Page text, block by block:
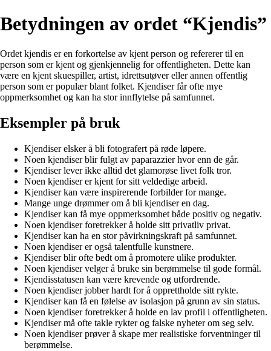
Betydningen av ordet “Kjendis”
Ordet kjendis er en forkortelse av kjent person og refererer til en
person som er kjent og gjenkjennelig for offentligheten. Dette kan
være en kjent skuespiller, artist, idrettsutøver eller annen offentlig
person som er populær blant folket. Kjendiser får ofte mye
oppmerksomhet og kan ha stor innflytelse på samfunnet.
Eksempler på bruk
Kjendiser elsker å bli fotografert på røde løpere.
Noen kjendiser blir fulgt av paparazzier hvor enn de går.
Kjendiser lever ikke alltid det glamorøse livet folk tror.
Noen kjendiser er kjent for sitt veldedige arbeid.
Kjendiser kan være inspirerende forbilder for mange.
Mange unge drømmer om å bli kjendiser en dag.
Kjendiser kan få mye oppmerksomhet både positiv og negativ.
Noen kjendiser foretrekker å holde sitt privatliv privat.
Kjendiser kan ha en stor påvirkningskraft på samfunnet.
Noen kjendiser er også talentfulle kunstnere.
Kjendiser blir ofte bedt om å promotere ulike produkter.
Noen kjendiser velger å bruke sin berømmelse til gode formål.
Kjendisstatusen kan være krevende og utfordrende.
Noen kjendiser jobber hardt for å opprettholde sitt rykte.
Kjendiser kan få en følelse av isolasjon på grunn av sin status.
Noen kjendiser foretrekker å holde en lav profil i offentligheten.
Kjendiser må ofte takle rykter og falske nyheter om seg selv.
Noen kjendiser prøver å skape mer realistiske forventninger til
berømmelse.